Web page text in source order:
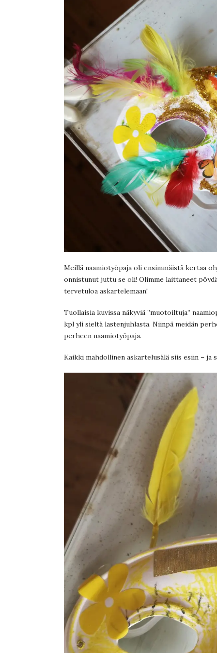
Meillä naamiotyöpaja oli ensimmäistä kertaa
onnistunut juttu se oli! Olimme laittaneet
tervetuloa askartelemaan!
Tuollaisia kuvissa näkyviä ”muotoiltuja”
kpl yli sieltä lastenjuhlasta. Niinpä meidän
perheen naamiotyöpaja.
Kaikki mahdollinen askartelusälä siis esiin – ja